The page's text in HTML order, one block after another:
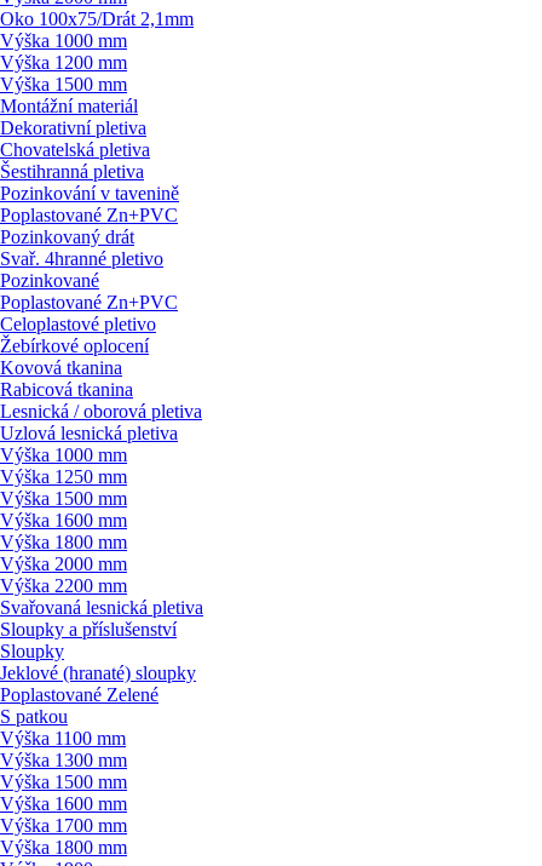
Oko 100x75/Drát 2,1mm
Výška 1000 mm
Výška 1200 mm
Výška 1500 mm
Montážní materiál
Dekorativní pletiva
Chovatelská pletiva
Šestihranná pletiva
Pozinkování v tavenině
Poplastované Zn+PVC
Pozinkovaný drát
Svař. 4hranné pletivo
Pozinkované
Poplastované Zn+PVC
Celoplastové pletivo
Žebírkové oplocení
Kovová tkanina
Rabicová tkanina
Lesnická / oborová pletiva
Uzlová lesnická pletiva
Výška 1000 mm
Výška 1250 mm
Výška 1500 mm
Výška 1600 mm
Výška 1800 mm
Výška 2000 mm
Výška 2200 mm
Svařovaná lesnická pletiva
Sloupky a příslušenství
Sloupky
Jeklové (hranaté) sloupky
Poplastované Zelené
S patkou
Výška 1100 mm
Výška 1300 mm
Výška 1500 mm
Výška 1600 mm
Výška 1700 mm
Výška 1800 mm